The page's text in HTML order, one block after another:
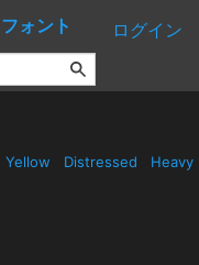
フォント ログイン
Yellow Distressed Heavy